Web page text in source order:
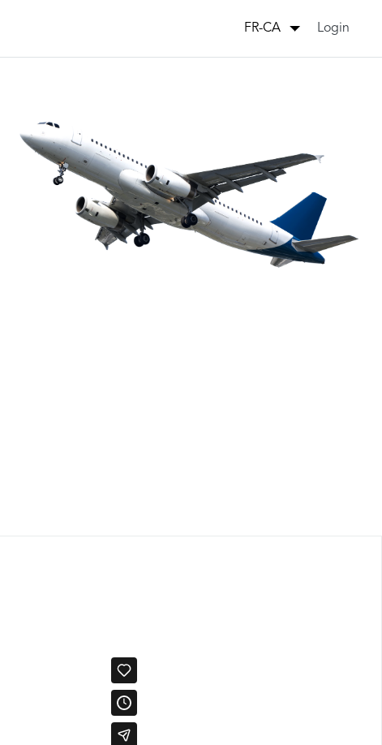
FR-CA Login